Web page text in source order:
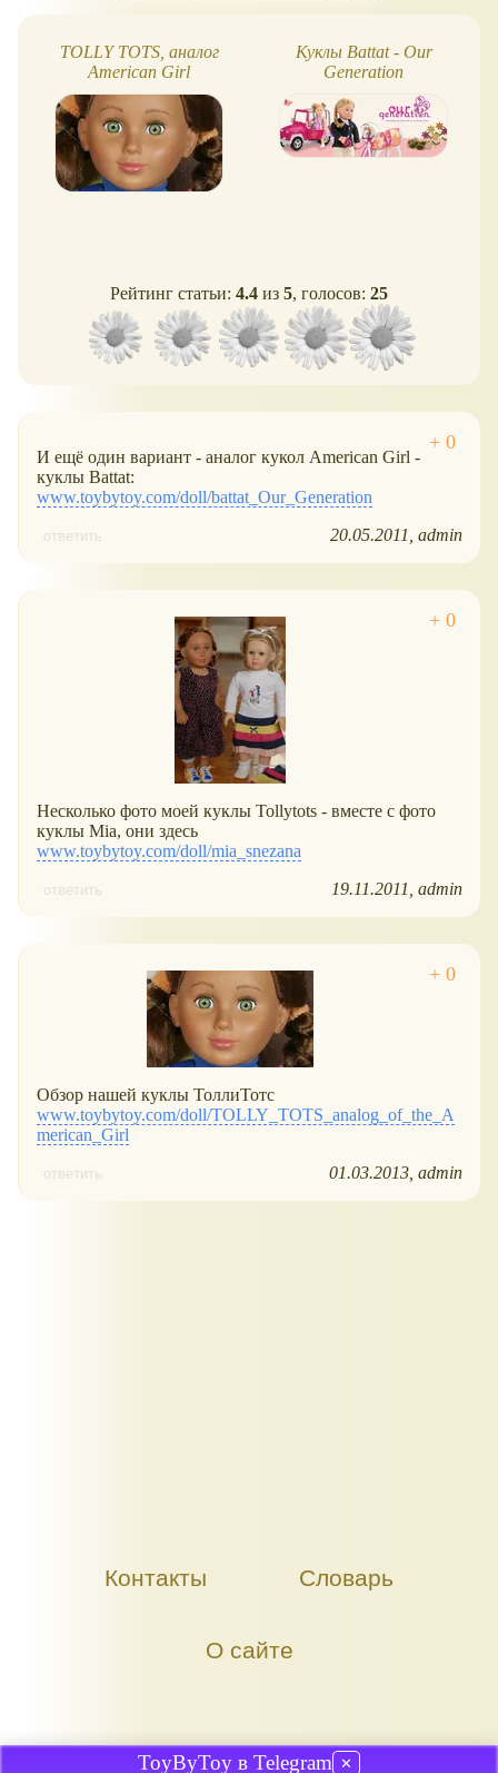
TOLLY TOTS, аналог
American Girl
Куклы Battat - Our
Generation
Рейтинг статьи: 4.4 из 5, голосов: 25
И ещё один вариант - аналог кукол American Girl -
куклы Battat:
www.toybytoy.com/doll/battat_Our_Generation
ответить 20.05.2011 admin
Несколько фото моей куклы Tollytots - вместе с фото
куклы Mia, они здесь
www.toybytoy.com/doll/mia_snezana
ответить 19.11.2011 admin
Обзор нашей куклы ТоллиТотс
www.toybytoy.com/doll/TOLLY_TOTS_analog_of_the_A
merican_Girl
ответить 01.03.2013 admin
Контакты Словарь
О сайте
ToyByToy в Telegram ✕